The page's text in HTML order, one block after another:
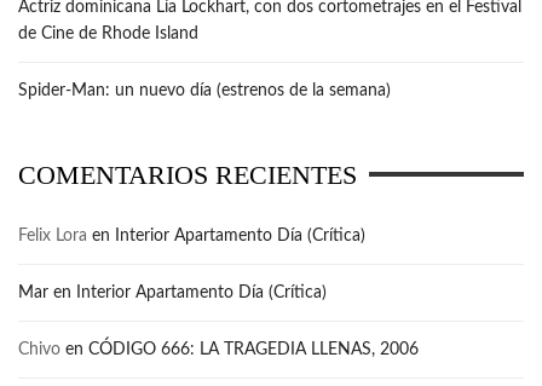
Actriz dominicana Lía Lockhart, con dos cortometrajes en el Festival
de Cine de Rhode Island
Spider-Man: un nuevo día (estrenos de la semana)
COMENTARIOS RECIENTES
Felix Lora en Interior Apartamento Día (Crítica)
Mar en Interior Apartamento Día (Crítica)
Chivo en CÓDIGO 666: LA TRAGEDIA LLENAS, 2006